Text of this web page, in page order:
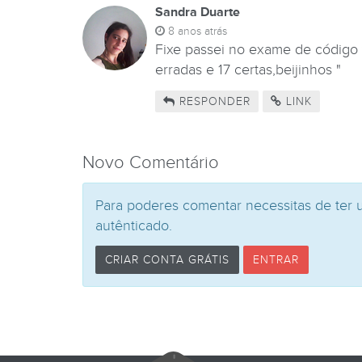
Sandra Duarte
8 anos atrás
Fixe passei no exame de
erradas e 17 certas,beijinhos "
RESPONDER LINK
Novo Comentário
Para poderes comentar necessitas de
autênticado.
CRIAR CONTA GRÁTIS ENTRAR